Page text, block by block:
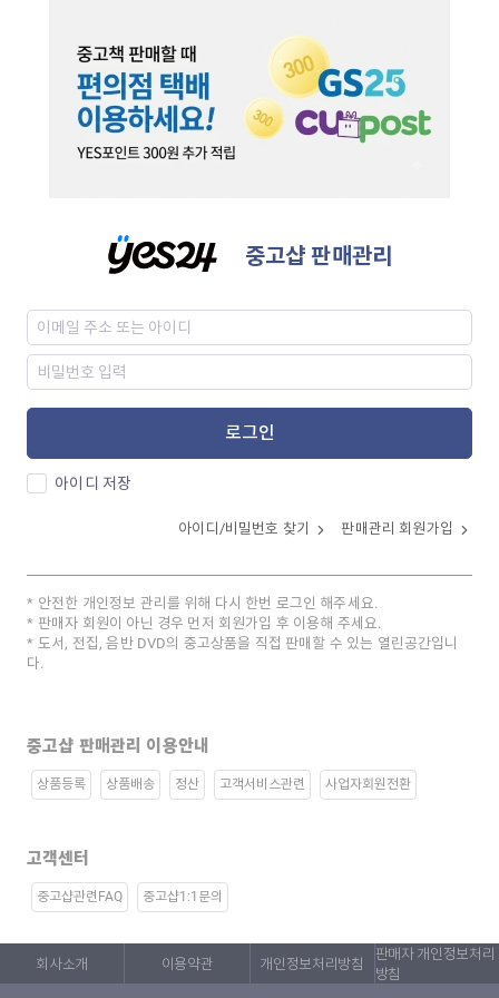
중고샵 판매관리
로그인
아이디 저장
아이디/비밀번호 찾기 판매관리 회원가입
안전한 개인정보 관리를 위해 다시 한번 로그인 해주세요.
판매자 회원이 아닌 경우 먼저 회원가입 후 이용해 주세요.
도서, 전집, 음반 DVD의 중고상품을 직접 판매할 수 있는 열린공간입니
다.
중고샵 판매관리 이용안내
상품등록 상품배송 정산 고객서비스관련 사업자회원전환
고객센터
중고샵관련FAQ 중고샵1:1문의
회사소개 이용약관 개인정보처리방침
판매자 개인정보처리
방침